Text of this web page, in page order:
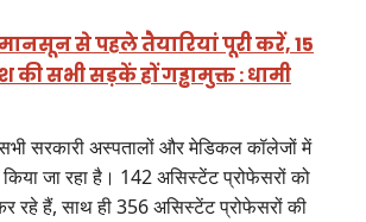
से पहले तैयारियां पूरी करें, 15
की सभी सड़कें हों गड्ढामुक्त : धामी
सरकारी अस्पतालों और मेडिकल कॉलेजों में
जा रहा है। 142 असिस्टेंट प्रोफेसरों को
रहे हैं, साथ ही 356 असिस्टेंट प्रोफेसरों की